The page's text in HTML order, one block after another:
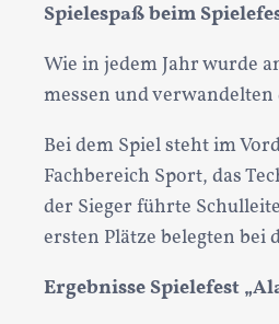
Spielespaß beim
Wie in jedem Jahr wurde
messen und
Bei dem Spiel steht im
Fachbereich Sport, das
der Sieger führte
ersten Plätze belegten bei
Ergebnisse Spielefest